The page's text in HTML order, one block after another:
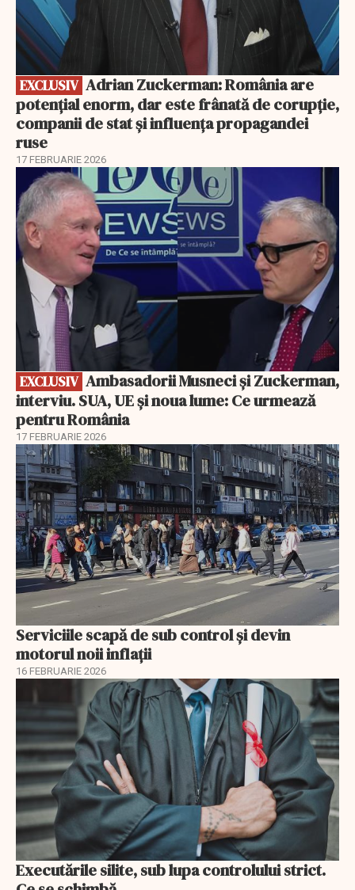
EXCLUSIV
potențial enorm, dar este frânată de corupție,
companii de stat și influența propagandei
ruse
17 FEBRUARIE 2026
EXCLUSIV
EXCLUSIV
interviu. SUA, UE și noua lume: Ce urmează
pentru România
17 FEBRUARIE 2026
Serviciile scapă de sub control și devin
motorul noii inflații
16 FEBRUARIE 2026
Executările silite, sub lupa controlului strict.